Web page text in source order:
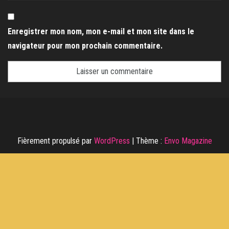
Enregistrer mon nom, mon e-mail et mon site dans le
navigateur pour mon prochain commentaire.
Fièrement propulsé par WordPress Thème : Envo Magazine